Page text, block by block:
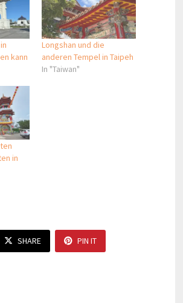
kann
Longshan und die
anderen Tempel in Taipeh
In "Taiwan"
in
SHARE PIN IT